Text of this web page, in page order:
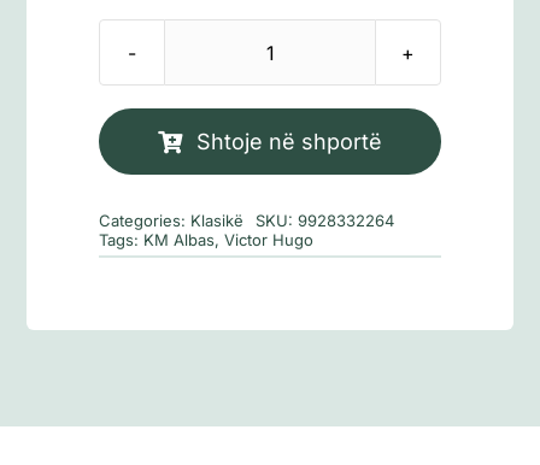
Sasi
Shën
Mëria
Parisit
Shtoje në shportë
Categories: Klasikë SKU:9928332264
Tags: KM Albas,Victor Hugo